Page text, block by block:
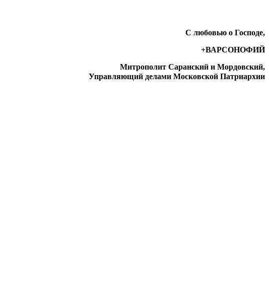
С любовью о Господе,
+ВАРСОНОФИЙ
Митрополит Саранский и Мордовский,
Управляющий делами Московской Патриархии